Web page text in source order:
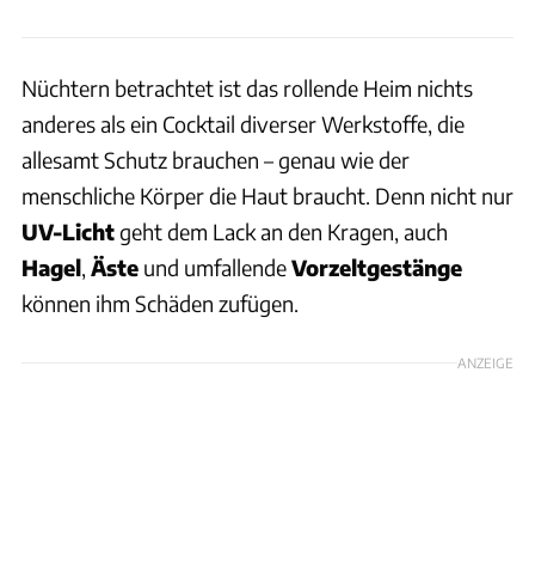
Nüchtern betrachtet ist das rollende Heim nichts
anderes als ein Cocktail diverser Werkstoffe, die
allesamt Schutz brauchen – genau wie der
menschliche Körper die Haut braucht. Denn nicht nur
UV-Lichtgeht dem Lack an den Kragen, auch
Hagel, Äste und umfallendeVorzeltgestänge
können ihm Schäden zufügen.
ANZEIGE